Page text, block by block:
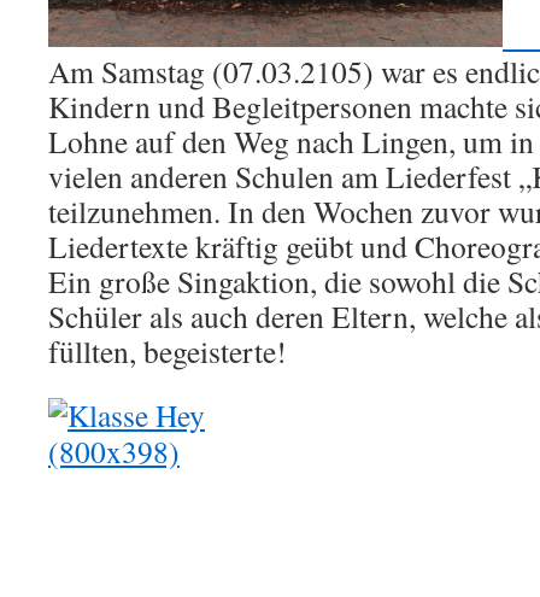
Am Samstag (07.03.2105) war es
Kindern und Begleitpersonen machte
Lohne auf den Weg nach Lingen, um
vielen anderen Schulen am Liederfest
teilzunehmen. In den Wochen zuvor
Liedertexte kräftig geübt und
Ein große Singaktion, die sowohl die
Schüler als auch deren Eltern, welche
füllten, begeisterte!